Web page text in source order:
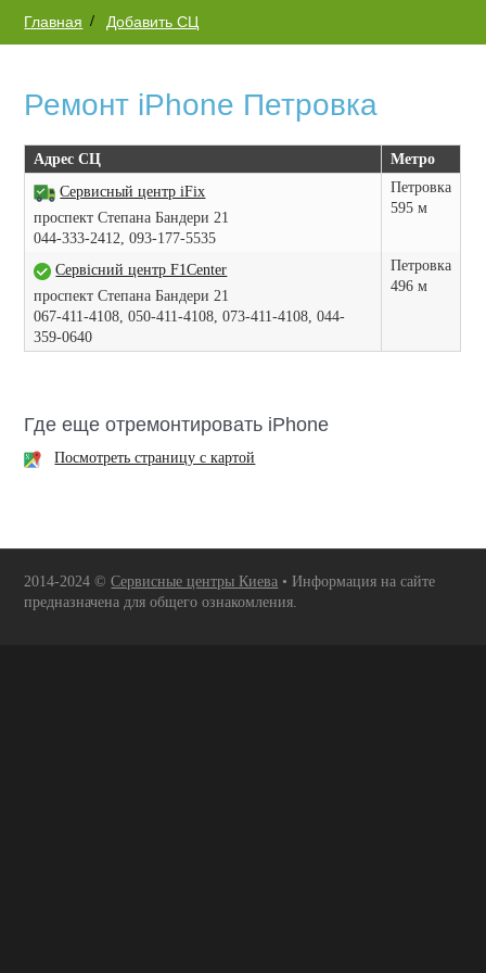
Главная Добавить СЦ
Ремонт iPhone Петровка
Адрес СЦ
Метро
Сервисный центр iFix
проспект Степана Бандери 21
044-333-2412, 093-177-5535
Петровка
595 м
Сервісний центр F1Center
проспект Степана Бандери 21
067-411-4108, 050-411-4108, 073-411-4108, 044-
359-0640
Петровка
496 м
Где еще отремонтировать iPhone
Посмотреть страницу с картой
2014-2024 ©Сервисные центры Киева • Информация на сайте
предназначена для общего ознакомления.